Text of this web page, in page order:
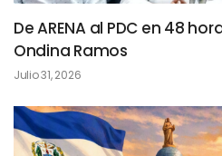
De ARENA al PDC en 48
Ondina Ramos
Julio 31, 2026